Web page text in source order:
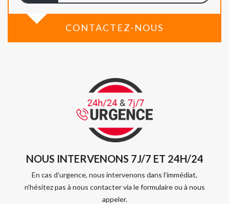
CONTACTEZ-NOUS
NOUS INTERVENONS 7J/7 ET 24H/24
En cas d’urgence, nous intervenons dans l’immédiat,
n’hésitez pas à nous contacter via le formulaire ou à nous
appeler.